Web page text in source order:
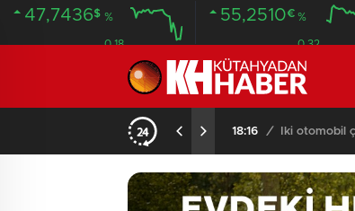
47,7436$ %
0.18
55,2510€ %
0.32
14:26 /